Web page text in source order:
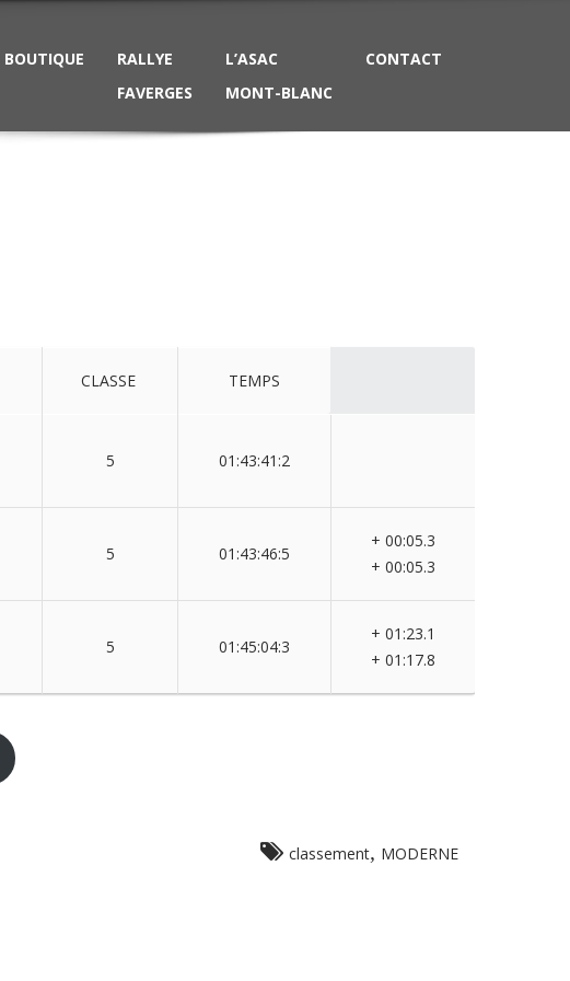
BOUTIQUE
RALLYE
FAVERGES
L’ASAC
MONT-BLANC
CONTACT
CLASSE TEMPS
5 01:43:41:2
5 01:43:46:5
+ 00:05.3
+ 00:05.3
5 01:45:04:3
+ 01:23.1
+ 01:17.8
classement, MODERNE